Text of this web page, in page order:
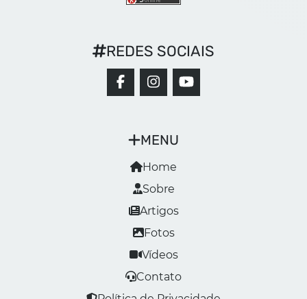
MENU
Home
Sobre
Artigos
Fotos
Vídeos
Contato
REDES SOCIAIS